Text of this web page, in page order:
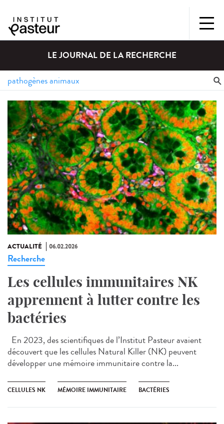
LE JOURNAL DE LA RECHERCHE
ACTUALITÉ 06.02.2026
Recherche
Les cellules immunitaires NK
apprennent à lutter contre les
bactéries
En 2023, des scientifiques de l’Institut Pasteur avaient
découvert que les cellules Natural Killer (NK) peuvent
développer une mémoire immunitaire contre la...
CELLULES NK MÉMOIRE IMMUNITAIRE BACTÉRIES